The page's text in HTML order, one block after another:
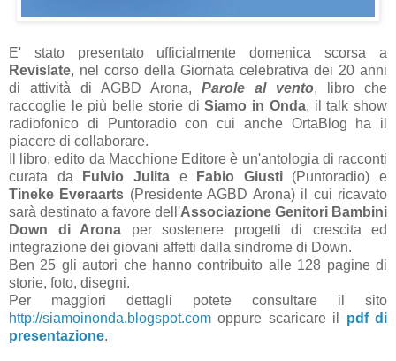
E' stato presentato ufficialmente domenica scorsa a
Revislate, nel corso della Giornata celebrativa dei 20 anni
di attività di AGBD Arona, Parole al vento,
libro che
raccoglie le più belle storie diSiamo in Onda, il talk show
radiofonico di Puntoradio con cui anche OrtaBlog ha il
piacere di collaborare.
Il libro, edito da Macchione Editore è un'antologia di racconti
curata da
Fulvio Julitae Fabio Giusti(Puntoradio) e
Tineke Everaarts (Presidente AGBD Arona) il cui ricavato
sarà destinato a favore dell'Associazione Genitori Bambini
Down di Arona per sostenere progetti di crescita ed
integrazione dei giovani affetti dalla sindrome di Down.
Ben 25 gli autori che hanno contribuito alle 128 pagine di
storie, foto, disegni.
Per maggiori dettagli potete consultare il sito
http://siamoinonda.blogspot.com oppure scaricare il
pdf di
presentazione.